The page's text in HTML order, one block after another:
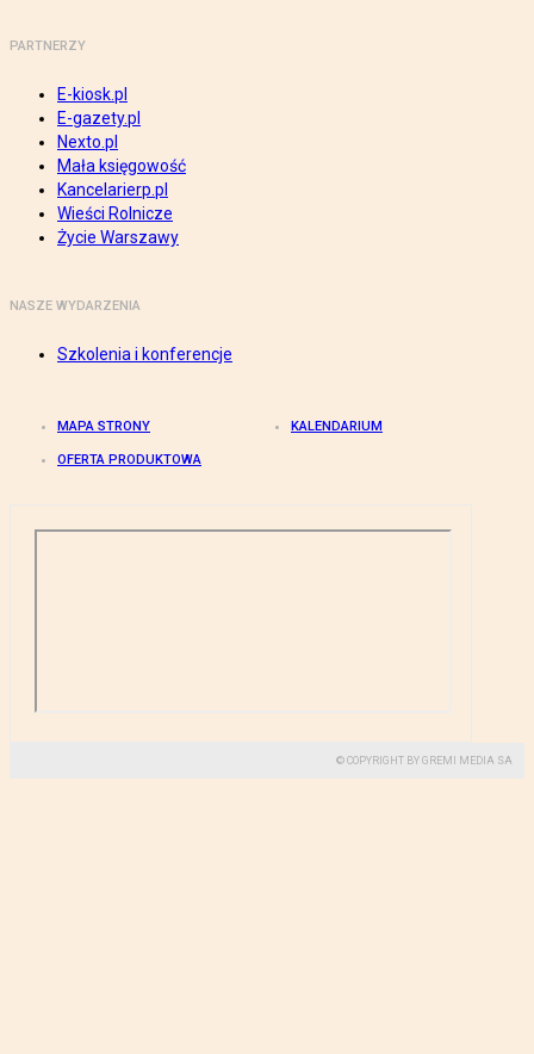
PARTNERZY
E-kiosk.pl
E-gazety.pl
Nexto.pl
Mała księgowość
Kancelarierp.pl
Wieści Rolnicze
Życie Warszawy
NASZE WYDARZENIA
Szkolenia i konferencje
MAPA STRONY KALENDARIUM
OFERTA PRODUKTOWA
© COPYRIGHT BY GREMI MEDIA SA